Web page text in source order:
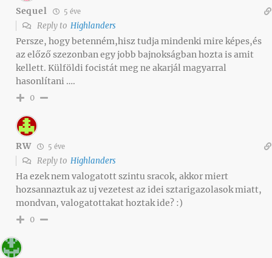
Sequel 5 éve
Reply to Highlanders
Persze, hogy betenném,hisz tudja mindenki mire képes,és
az előző szezonban egy jobb bajnokságban hozta is amit
kellett. Külföldi focistát meg ne akarjál magyarral
hasonlítani ….
0
RW 5 éve
Reply to Highlanders
Ha ezek nem valogatott szintu sracok, akkor miert
hozsannaztuk az uj vezetest az idei sztarigazolasok miatt,
mondvan, valogatottakat hoztak ide? :)
0